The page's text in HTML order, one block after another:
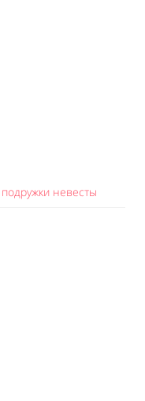
невесты